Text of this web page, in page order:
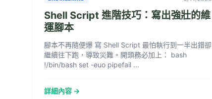
Shell Script 進階技巧：寫出強壯的維
運腳本
腳本不再隨便爆 寫 Shell Script 最怕執行到一半出錯卻
繼續往下跑，導致災難。開頭務必加上： bash
!/bin/bash set -euo pipefail ...
詳細內容 →